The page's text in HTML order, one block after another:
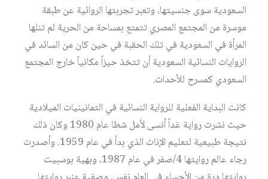
السعودية سوى جنسيتها، وتعبر تجربتها الروائية عن طبقة
موسرة من المجتمع المصري تتمتع بمساحة من الحرية لم تنلها
المرأة في السعودية في تلك الحقبة في حين كان من السائد في
الروايات النسائية السعودية أن تتخذ حيزاً مكانياً خارج المجتمع
السعودي كمسرح للأحداث.
كانت البداية الفعلية للرواية النسائية في الثمانينيات الميلادية
حيث نشرت رواية غداً أنسى لأمل شطا عام 1980 وكان ذلك
نتيجة طبيعية لتعليم الإناث الذي بدأ في عام 1959. وأصدرت
رجاء عالم روايتها 4/صفر في عام 1987، وبهية بوسبيت